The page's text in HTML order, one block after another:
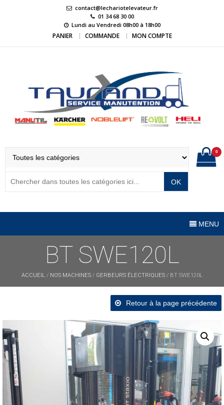
contact@lechariotelevateur.fr
01 34 68 30 00
Lundi au Vendredi 08h00 à 18h00
PANIER COMMANDE MON COMPTE
OK
0
MENU
BT SWE120L
ACCUEIL / NOS MACHINES / GERBEURS ÉLECTRIQUES / BT SWE120L
Retour à la page précédente